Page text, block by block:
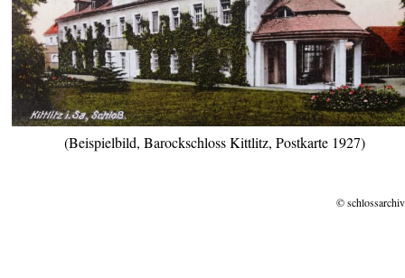
(Beispielbild, Barockschloss Kittlitz, Postkarte 1927)
©